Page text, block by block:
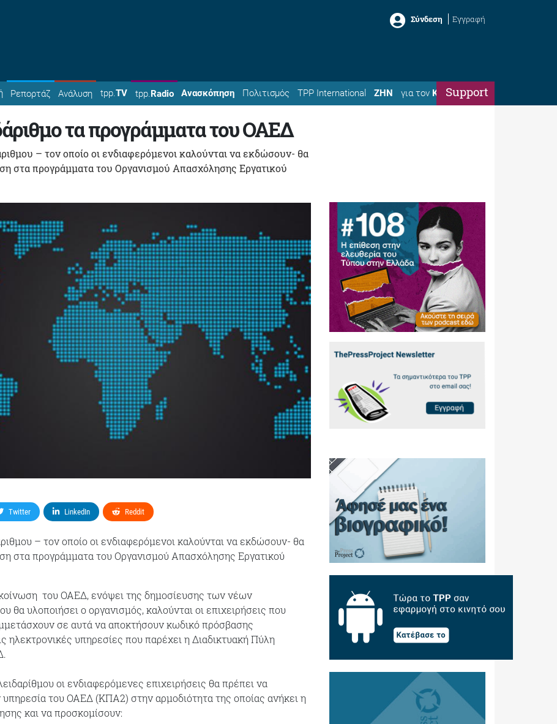
Σύνδεση Εγγραφή
Ρεπορτάζ Ανάλυση tpp.TV tpp.Radio Ανασκόπηση Πολιτισμός TPP International ΖΗΝ για τον ΚώσταSupport
τα προγράμματα του ΟΑΕΔ
– τον οποίο οι ενδιαφερόμενοι καλούνται να εκδώσουν- θα
στα προγράμματα του Οργανισμού Απασχόλησης Εργατικού
Twitter LinkedIn Reddit
– τον οποίο οι ενδιαφερόμενοι καλούνται να εκδώσουν- θα
στα προγράμματα του Οργανισμού Απασχόλησης Εργατικού
του ΟΑΕΔ, ενόψει της δημοσίευσης των νέων
θα υλοποιήσει ο οργανισμός, καλούνται οι επιχειρήσεις που
σε αυτά να αποκτήσουν κωδικό πρόσβασης
ηλεκτρονικές υπηρεσίες που παρέχει η Διαδικτυακή Πύλη
οι ενδιαφερόμενες επιχειρήσεις θα πρέπει να
του ΟΑΕΔ (ΚΠΑ2) στην αρμοδιότητα της οποίας ανήκει η
και να προσκομίσουν: